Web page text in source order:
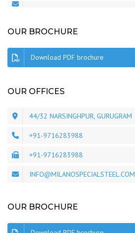
OUR BROCHURE
Download PDF brochure
OUR OFFICES
44/32 NARSINGHPUR, GURUGRAM
+91-9716283988
+91-9716283988
INFO@MILANOSPECIALSTEEL.COM
OUR BROCHURE